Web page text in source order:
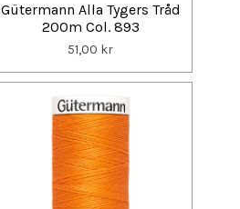
Gütermann Alla Tygers Tråd
200m Col. 893
51,00 kr